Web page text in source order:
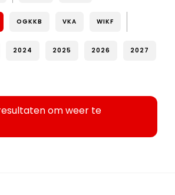
OGKKB VKA WIKF
2024 2025 2026 2027
om weer te